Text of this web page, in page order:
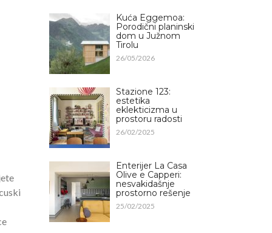
Kuća Eggemoa:
Porodični planinski
dom u Južnom
Tirolu
26/05/2026
Stazione 123:
estetika
eklekticizma u
prostoru radosti
26/02/2025
Enterijer La Casa
Olive e Capperi:
nesvakidašnje
prostorno rešenje
25/02/2025